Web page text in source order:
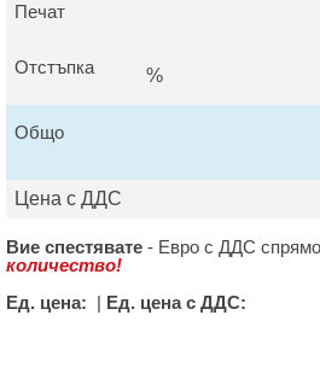
Печат
Отстъпка %
Общо
Цена с ДДС
Вие спестявате - Евро с ДДС
количество!
Ед. цена: | Ед. цена с ДДС: